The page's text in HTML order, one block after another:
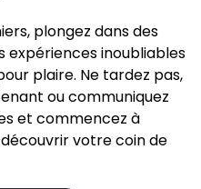
plongez dans des
expériences inoubliables
plaire. Ne tardez pas,
ou communiquez
et commencez à
votre coin de